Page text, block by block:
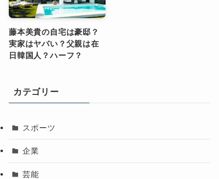
藤本美貴の自宅は豪邸？
実家はヤバい？父親は在
日韓国人？ハーフ？
カテゴリー
スポーツ
企業
芸能